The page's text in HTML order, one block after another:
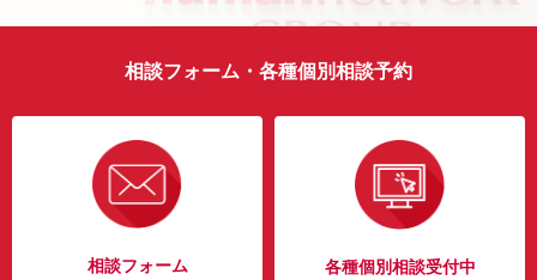
相談フォーム・各種個別相談予約
相談フォーム 各種個別相談受付中